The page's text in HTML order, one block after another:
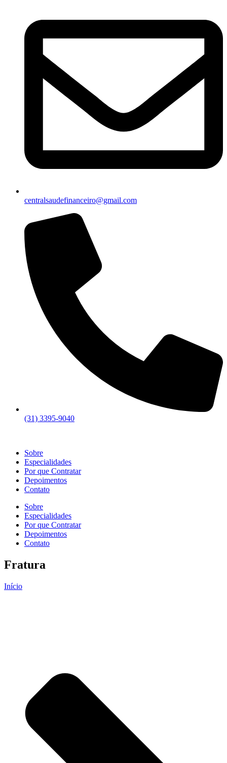
centralsaudefinanceiro@gmail.com
(31) 3395-9040
Sobre
Especialidades
Por que Contratar
Depoimentos
Contato
Sobre
Especialidades
Por que Contratar
Depoimentos
Contato
Fratura
Início